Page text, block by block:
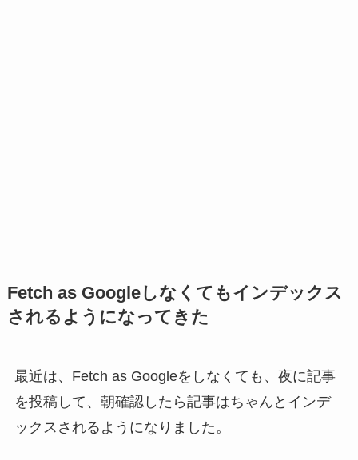
Fetch as Googleしなくてもインデックス
されるようになってきた
最近は、Fetch as Googleをしなくても、夜に記事
を投稿して、朝確認したら記事はちゃんとインデ
ックスされるようになりました。